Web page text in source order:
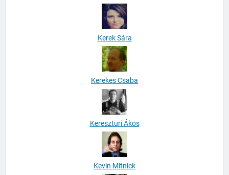
Kerek Sára
Kerekes Csaba
Kereszturi Ákos
Kevin Mitnick